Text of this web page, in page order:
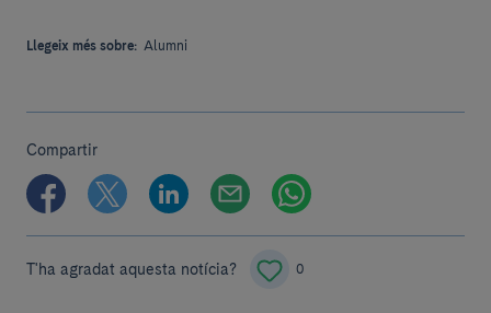
Llegeix més sobre: Alumni
Compartir
T'ha agradat aquesta notícia? 0